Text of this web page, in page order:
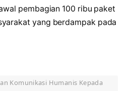
pembagian 100 ribu paket
yang berdampak pada
Komunikasi Humanis Kepada